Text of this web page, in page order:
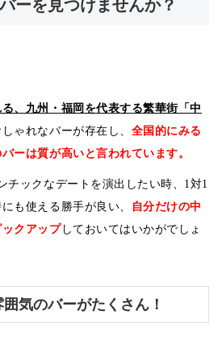
ーを見つけませんか？
、九州・福岡を代表する繁華街「中
ゃれなバーが存在し、 全国的にみる
ーは質が高いと言われています。
チックなデートを演出したい時、1対1
も使える勝手が良い、
自分だけの中
クアップしておいてはいかがでしょ
気のバーがたくさん！